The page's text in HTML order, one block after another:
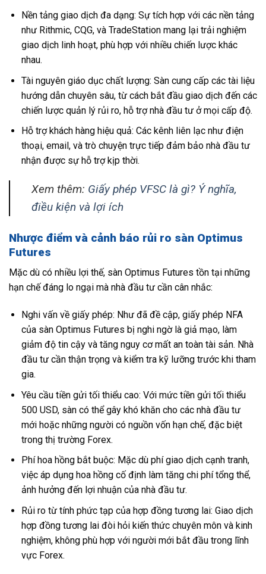
Nền tảng giao dịch đa dạng: Sự tích hợp với các nền tảng
như Rithmic, CQG, và TradeStation mang lại trải nghiệm
giao dịch linh hoạt, phù hợp với nhiều chiến lược khác
nhau.
Tài nguyên giáo dục chất lượng: Sàn cung cấp các tài liệu
hướng dẫn chuyên sâu, từ cách bắt đầu giao dịch đến các
chiến lược quản lý rủi ro, hỗ trợ nhà đầu tư ở mọi cấp độ.
Hỗ trợ khách hàng hiệu quả: Các kênh liên lạc như điện
thoại, email, và trò chuyện trực tiếp đảm bảo nhà đầu tư
nhận được sự hỗ trợ kịp thời.
Xem thêm: Giấy phép VFSC là gì? Ý nghĩa,
điều kiện và lợi ích
Nhược điểm và cảnh báo rủi ro sàn Optimus
Futures
Mặc dù có nhiều lợi thế, sàn Optimus Futures tồn tại những
hạn chế đáng lo ngại mà nhà đầu tư cần cân nhắc:
Nghi vấn về giấy phép: Như đã đề cập, giấy phép NFA
của sàn Optimus Futures bị nghi ngờ là giả mạo, làm
giảm độ tin cậy và tăng nguy cơ mất an toàn tài sản. Nhà
đầu tư cần thận trọng và kiểm tra kỹ lưỡng trước khi tham
gia.
Yêu cầu tiền gửi tối thiểu cao: Với mức tiền gửi tối thiểu
500 USD, sàn có thể gây khó khăn cho các nhà đầu tư
mới hoặc những người có nguồn vốn hạn chế, đặc biệt
trong thị trường Forex.
Phí hoa hồng bắt buộc: Mặc dù phí giao dịch cạnh tranh,
việc áp dụng hoa hồng cố định làm tăng chi phí tổng thể,
ảnh hưởng đến lợi nhuận của nhà đầu tư.
Rủi ro từ tính phức tạp của hợp đồng tương lai: Giao dịch
hợp đồng tương lai đòi hỏi kiến thức chuyên môn và kinh
nghiệm, không phù hợp với người mới bắt đầu trong lĩnh
vực Forex.